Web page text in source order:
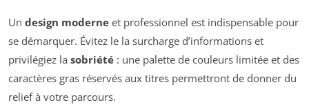
Un design moderne et professionnel est indispensable pour
se démarquer. Évitez le la surcharge d’informations et
privilégiez la sobriété : une palette de couleurs limitée et des
caractères gras réservés aux titres permettront de donner du
relief à votre parcours.